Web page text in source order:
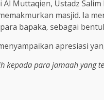
Al Muttaqien, Ustadz
masjid. Ia
bapaka, sebagai
apresiasi
kepada para jamaah yang